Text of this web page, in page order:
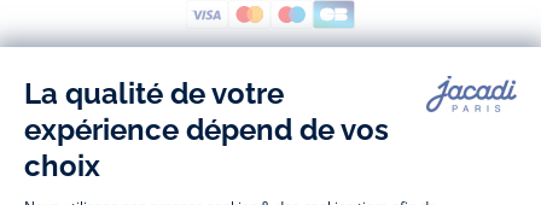
Suivez-nous
Facebook
Jacadi
Tiktok
Jacadi
Instagram
Jacadi
Jacadi